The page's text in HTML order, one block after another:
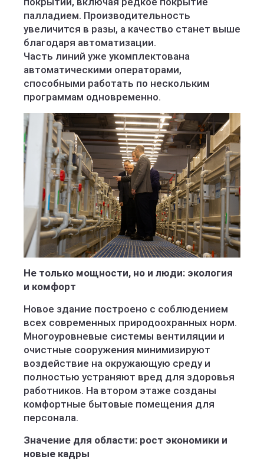
палладием. Производительность
увеличится в разы, а качество станет выше
благодаря автоматизации.
Часть линий уже укомплектована
автоматическими операторами,
способными работать по нескольким
программам одновременно.
Не только мощности, но и люди: экология
и комфорт
Новое здание построено с соблюдением
всех современных природоохранных норм.
Многоуровневые системы вентиляции и
очистные сооружения минимизируют
воздействие на окружающую среду и
полностью устраняют вред для здоровья
работников. На втором этаже созданы
комфортные бытовые помещения для
персонала.
Значение для области: рост экономики и
новые кадры